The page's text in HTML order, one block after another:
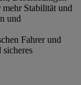
Stabilität und
und
Fahrer und
sicheres